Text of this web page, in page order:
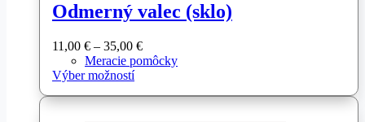
Odmerný valec (sklo)
11,00 € – 35,00 €Price
range:
35,00 €
Meracie pomôcky
Výber možnostíTento
má